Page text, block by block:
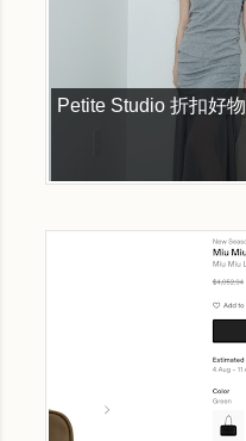
Petite Studio 折扣好物